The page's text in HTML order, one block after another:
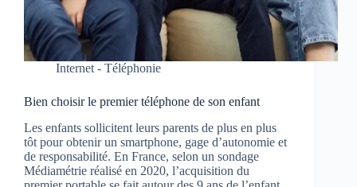
Internet - Téléphonie
Bien choisir le premier téléphone de son enfant
Les enfants sollicitent leurs parents de plus en plus
tôt pour obtenir un smartphone, gage d’autonomie et
de responsabilité. En France, selon un sondage
Médiamétrie réalisé en 2020, l’acquisition du